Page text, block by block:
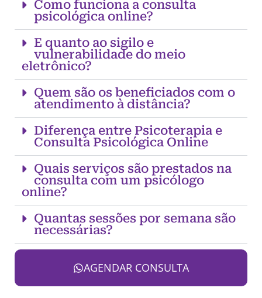
Como funciona a consulta
psicológica online?
E quanto ao sigilo e
vulnerabilidade do meio
eletrônico?
Quem são os beneficiados com o
atendimento à distância?
Diferença entre Psicoterapia e
Consulta Psicológica Online
Quais serviços são prestados na
consulta com um psicólogo
online?
Quantas sessões por semana são
necessárias?
AGENDAR CONSULTA